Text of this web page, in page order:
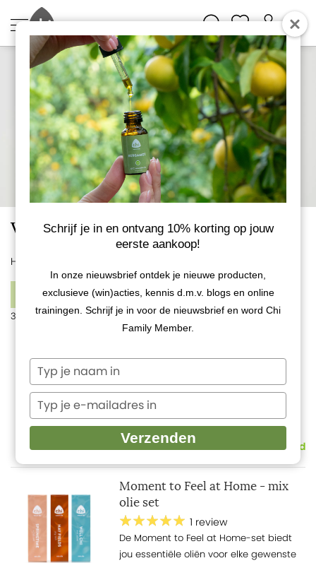
Voordeelbundels - Kaneel
Home
FILTERS
3 producten
Creëer je eigen moment van
ontspanning en laat de mixen
Dreamcatcher, Forest Walk en
Cinnamon Dream je zorgen wegnemen.
€ 29,95 Op voorraad
Moment to Feel at Home - mix
olie set
1 review
De Momentto Feel at Home-set biedt
jou essentiële oliën voor elke gewenste
Schrijf je in en ontvang 10% korting op jouw
eerste aankoop!
In onze nieuwsbrief ontdek je nieuwe producten,
exclusieve (win)acties, kennis d.m.v. blogs en online
trainingen. Schrijf je in voor de nieuwsbrief en word Chi
Family Member.
Typ
je
naam
Typ
je
e-
mailadres
Verzenden